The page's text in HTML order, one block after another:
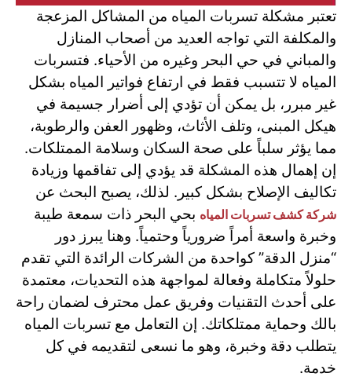
تعتبر مشكلة تسربات المياه من المشاكل المزعجة
والمكلفة التي تواجه العديد من أصحاب المنازل
والمباني في حي البحر وغيره من الأحياء. فتسربات
المياه لا تتسبب فقط في ارتفاع فواتير المياه بشكل
غير مبرر، بل يمكن أن تؤدي إلى أضرار جسيمة في
هيكل المبنى، وتلف الأثاث، وظهور العفن والرطوبة،
مما يؤثر سلباً على صحة السكان وسلامة الممتلكات.
إن إهمال هذه المشكلة قد يؤدي إلى تفاقمها وزيادة
تكاليف الإصلاح بشكل كبير. لذلك، يصبح البحث عن
شركة كشف تسربات المياه بحي البحر ذات سمعة طيبة
وخبرة واسعة أمراً ضرورياً وحتمياً. وهنا يبرز دور
“منزل الدقة” كواحدة من الشركات الرائدة التي تقدم
حلولاً متكاملة وفعالة لمواجهة هذه التحديات، معتمدة
على أحدث التقنيات وفريق عمل محترف لضمان راحة
بالك وحماية ممتلكاتك. إن التعامل مع تسربات المياه
يتطلب دقة وخبرة، وهو ما نسعى لتقديمه في كل
خدمة.